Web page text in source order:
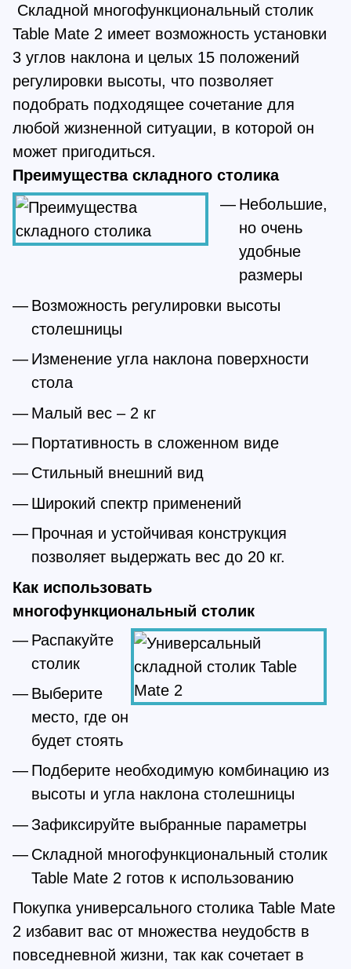
Складной многофункциональный столик
Table Mate 2 имеет возможность установки
3 углов наклона и целых 15 положений
регулировки высоты, что позволяет
подобрать подходящее сочетание для
любой жизненной ситуации, в которой он
может пригодиться.
Преимущества складного столика
Небольшие,
но очень
удобные
размеры
Возможность регулировки высоты
столешницы
Изменение угла наклона поверхности
стола
Малый вес – 2 кг
Портативность в сложенном виде
Стильный внешний вид
Широкий спектр применений
Прочная и устойчивая конструкция
позволяет выдержать вес до 20 кг.
Как использовать
многофункциональный столик
Распакуйте
столик
Выберите
место, где он
будет стоять
Подберите необходимую комбинацию из
высоты и угла наклона столешницы
Зафиксируйте выбранные параметры
Складной многофункциональный столик
Table Mate 2 готов к использованию
Покупка универсального столика Table Mate
2 избавит вас от множества неудобств в
повседневной жизни, так как сочетает в